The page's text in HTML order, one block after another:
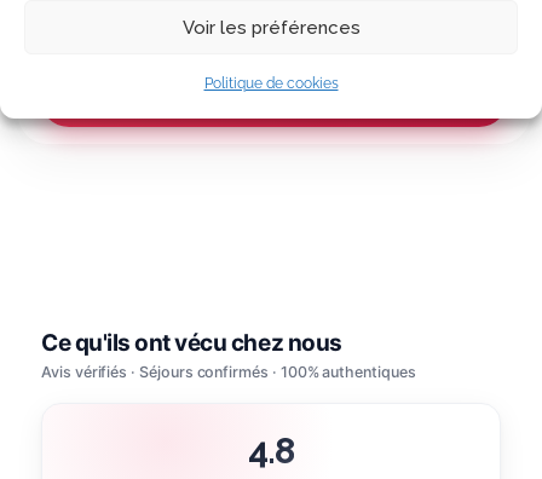
Voir les préférences
Politique de cookies
Continuer ma réservation
4.8